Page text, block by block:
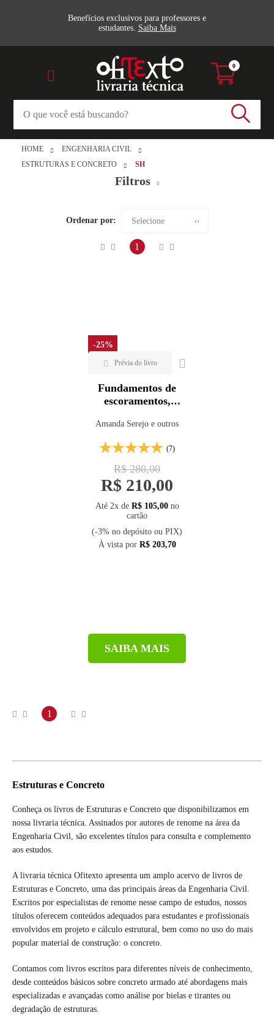
Benefícios exclusivos para professores e
estudantes. Saiba Mais
0
HOME
ENGENHARIA CIVIL
ESTRUTURAS E CONCRETO
SH
Filtros
Estruturas e Concreto (1)
Ordenar por: Selecione
Maior preço
1
-25%
Fundamentos de
escoramentos,
Amanda Serejo e outros
(7)
R$ 280,00
R$ 210,00
Até 2x de R$ 105,00no
cartão
(-3% no depósito ou PIX)
À vista por R$ 203,70
SAIBA MAIS
1
Estruturas e Concreto
Conheça os livros de Estruturas e Concreto que disponibilizamos em
nossa livraria técnica. Assinados por autores de renome na área da
Engenharia Civil, são excelentes títulos para consulta e complemento
aos estudos.
A livraria técnica Ofitexto apresenta um amplo acervo de livros de
Estruturas e Concreto, uma das principais áreas da Engenharia Civil.
Escritos por especialistas de renome nesse campo de estudos, nossos
títulos oferecem conteúdos adequados para estudantes e profissionais
envolvidos em projeto e cálculo estrutural, bem como no uso do mais
popular material de construção: o concreto.
Contamos com livros escritos para diferentes níveis de conhecimento,
desde conteúdos básicos sobre concreto armado até abordagens mais
especializadas e avançadas como análise por bielas e tirantes ou
degradação de estruturas.